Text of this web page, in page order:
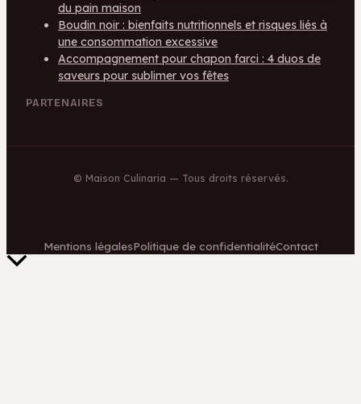
du pain maison
Boudin noir : bienfaits nutritionnels et risques liés à
une consommation excessive
Accompagnement pour chapon farci : 4 duos de
saveurs pour sublimer vos fêtes
PARTENAIRES
© Maison Culinaria — Tous droits réservés.
Mentions légalesPolitique de confidentialitéContact